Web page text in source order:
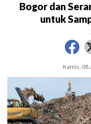
Bogor dan
untuk
Kamis, 08